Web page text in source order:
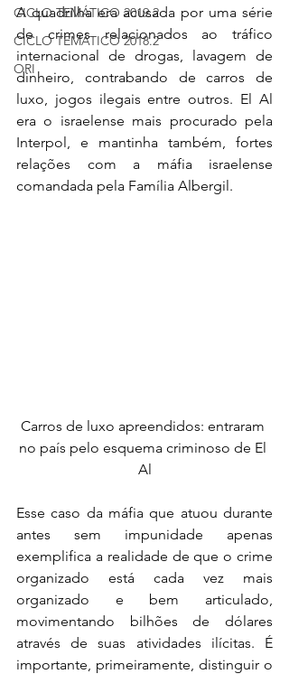
CICLO TEMÁTICO 2019.2
CICLO TEMÁTICO 2018.2
ORI
A quadrilha era acusada por uma série
de crimes relacionados ao tráfico
internacional de drogas, lavagem de
dinheiro, contrabando de carros de
luxo, jogos ilegais entre outros. El Al
era o israelense mais procurado pela
Interpol, e mantinha também, fortes
relações com a máfia israelense
comandada pela Família Albergil.
Carros de luxo apreendidos: entraram
no país pelo esquema criminoso de El
Al
Esse caso da máfia que atuou durante
antes sem impunidade apenas
exemplifica a realidade de que o crime
organizado está cada vez mais
organizado e bem articulado,
movimentando bilhões de dólares
através de suas atividades ilícitas. É
importante, primeiramente, distinguir o